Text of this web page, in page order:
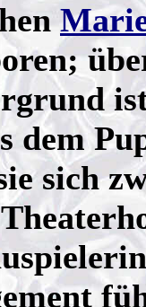
dem
sich